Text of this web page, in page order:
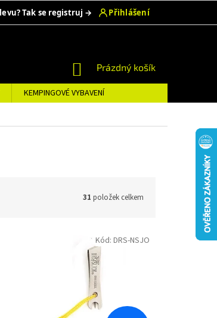
NÁKUPNÍ
KOŠÍK
Prázdný košík
KEMPINGOVÉ VYBAVENÍ
31 položek celkem
Kód: DRS-NSJO